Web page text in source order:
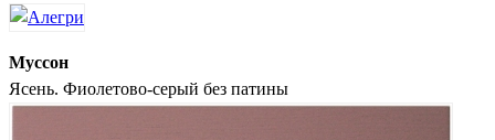
Муссон
Ясень. Фиолетово-серый без патины